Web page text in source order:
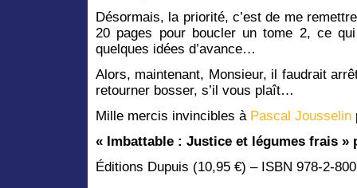
Désormais, la priorité, c’est de me
20 pages pour boucler un tome 2, ce
quelques idées d’avance…
Alors, maintenant, Monsieur, il faudrait
retourner bosser, s’il vous plaît…
Mille mercis invincibles à Pascal Jousselin
« Imbattable : Justice et légumes frais »
Éditions Dupuis (10,95 €) – ISBN 978-2-